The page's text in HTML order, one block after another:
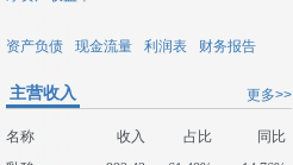
资产负债 现金流量 利润表 财务报告
更多>>
主营收入
名称 收入 占比
同比